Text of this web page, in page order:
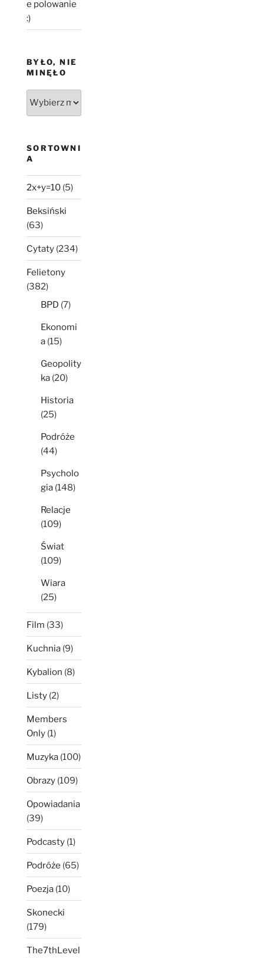
e polowanie
:)
BYŁO, NIE
MINĘŁO
SORTOWNI
A
2x+y=10 (5)
Beksiński
(63)
Cytaty (234)
Felietony
(382)
BPD (7)
Ekonomi
a (15)
Geopolity
ka (20)
Historia
(25)
Podróże
(44)
Psycholo
gia (148)
Relacje
(109)
Świat
(109)
Wiara
(25)
Film (33)
Kuchnia (9)
Kybalion (8)
Listy (2)
Members
Only (1)
Muzyka (100)
Obrazy (109)
Opowiadania
(39)
Podcasty (1)
Podróże (65)
Poezja (10)
Skonecki
(179)
The7thLevel